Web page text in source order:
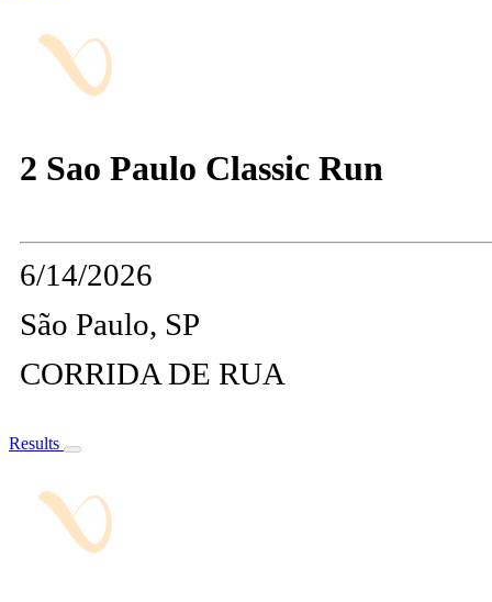
2 Sao Paulo Classic Run
6/14/2026
São Paulo, SP
CORRIDA DE RUA
Results